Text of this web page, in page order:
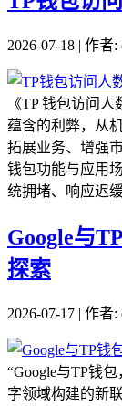
2026-07-18 | 作者:
《TP 钱包访问
蕴含的利弊，从
拓展业务、增强
钱包功能与应用
统拥堵、响应迟
Google与
探索
2026-07-17 | 作者:
“Google与TP钱
字领域构建的新